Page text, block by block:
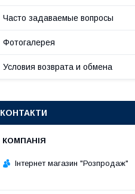
Часто задаваемые вопросы
Фотогалерея
Условия возврата и обмена
КОНТАКТИ
Інтернет магазин "Розпродаж"